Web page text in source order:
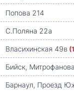
Попова 214
С.Поляна 22а
Власихинская 49в
Бийск,
Барнаул, Проезд